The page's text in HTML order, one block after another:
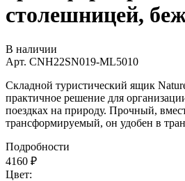
столешницей,
В наличии
Арт. CNH22SN019-ML5010
Складной туристический ящик
практичное решение для
поездках на природу. Прочный,
трансформируемый, он удобен в
Подробности
4160 ₽
Цвет: